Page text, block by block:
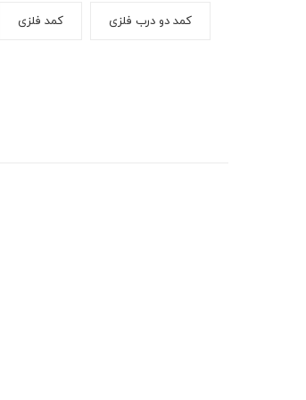
کمد دو درب فلزی کمد فلزی